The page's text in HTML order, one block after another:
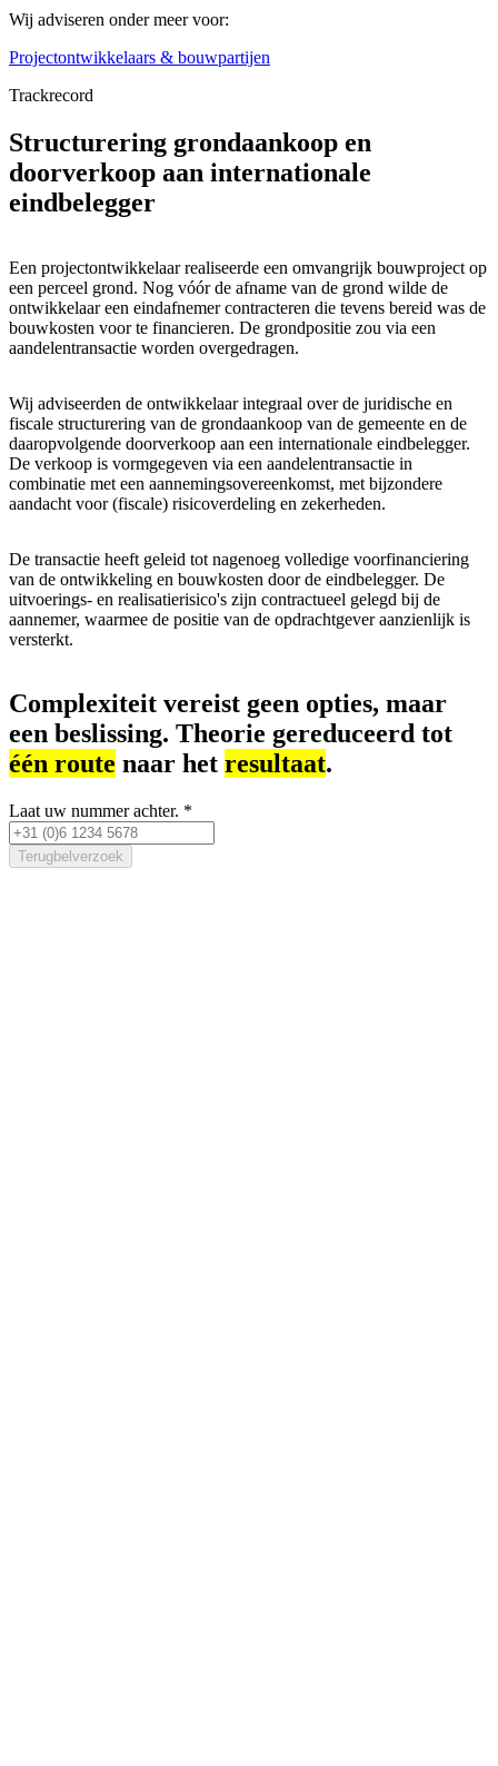
Wij adviseren onder meer voor:
Projectontwikkelaars & bouwpartijen
Trackrecord
Structurering grondaankoop en
doorverkoop aan internationale
eindbelegger
Een projectontwikkelaar realiseerde een omvangrijk bouwproject op
een perceel grond. Nog vóór de afname van de grond wilde de
ontwikkelaar een eindafnemer contracteren die tevens bereid was de
bouwkosten voor te financieren. De grondpositie zou via een
aandelentransactie worden overgedragen.
Wij adviseerden de ontwikkelaar integraal over de juridische en
fiscale structurering van de grondaankoop van de gemeente en de
daaropvolgende doorverkoop aan een internationale eindbelegger.
De verkoop is vormgegeven via een aandelentransactie in
combinatie met een aannemingsovereenkomst, met bijzondere
aandacht voor (fiscale) risicoverdeling en zekerheden.
De transactie heeft geleid tot nagenoeg volledige voorfinanciering
van de ontwikkeling en bouwkosten door de eindbelegger. De
uitvoerings- en realisatierisico's zijn contractueel gelegd bij de
aannemer, waarmee de positie van de opdrachtgever aanzienlijk is
versterkt.
Complexiteit vereist geen opties, maar
een beslissing. Theorie gereduceerd tot
één route naar het resultaat.
Laat uw nummer achter. *
Terugbelverzoek